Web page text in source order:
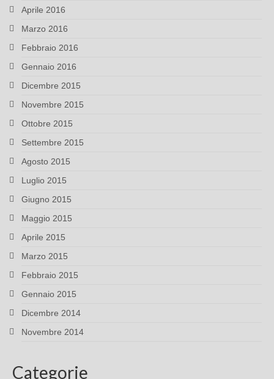
Aprile 2016
Marzo 2016
Febbraio 2016
Gennaio 2016
Dicembre 2015
Novembre 2015
Ottobre 2015
Settembre 2015
Agosto 2015
Luglio 2015
Giugno 2015
Maggio 2015
Aprile 2015
Marzo 2015
Febbraio 2015
Gennaio 2015
Dicembre 2014
Novembre 2014
Categorie